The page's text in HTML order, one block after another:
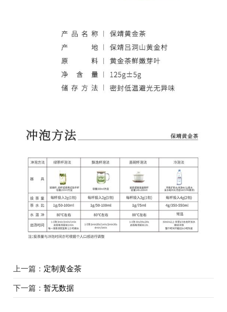
上一篇： 定制黄金茶
下一篇： 暂无数据